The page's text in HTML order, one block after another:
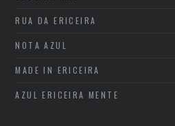
RUA DA ERICEIRA
NOTA AZUL
MADE IN ERICEIRA
AZUL ERICEIRA MENTE